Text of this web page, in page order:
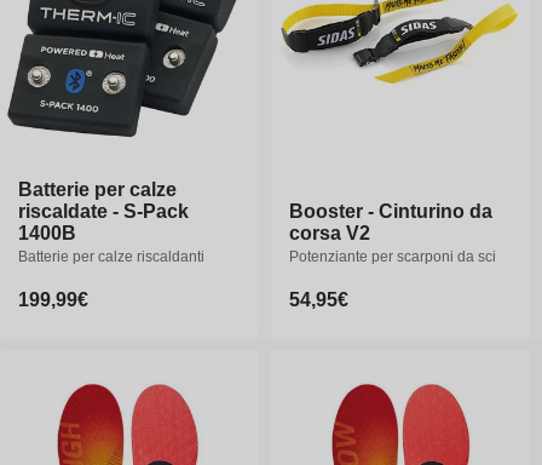
Batterie per calze
riscaldate - S-Pack
1400B
Batterie per calze riscaldanti
Prezzo
199,99€
Booster - Cinturino da
corsa V2
Potenziante per scarponi da sci
Prezzo
54,95€